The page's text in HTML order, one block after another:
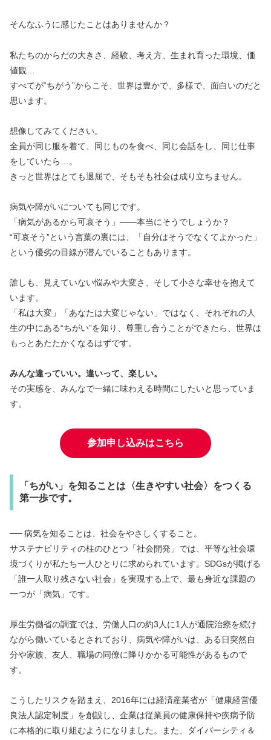
そんなふうに感じたことはありませんか？
私たちのからだの大きさ、経験、考え方、生まれ育った環境、価
値観…
すべてが“ちがう”からこそ、世界は豊かで、多様で、面白いのだと
思います。
想像してみてください。
全員が同じ服を着て、同じものを食べ、同じ会話をし、同じ仕事
をしていたら…。
きっと世界はとても退屈で、そもそも社会は成り立ちません。
病気や障がいについても同じです。
「病気があるから可哀そう」——本当にそうでしょうか？
“可哀そう”という言葉の裏には、「自分はそうでなくてよかった」
という優劣の目線が潜んでいることもあります。
誰しも、見えていない悩みや大変さ、そして小さな幸せを抱えて
います。
「私は大変」「あなたは大変じゃない」ではなく、それぞれの人
生の中にある“ちがい”を知り、尊重し合うことができたら、世界は
もっとあたたかくなるはずです。
みんな違っていい。違いって、楽しい。
その実感を、みんなで一緒に味わえる時間にしたいと思っていま
す。
参加申し込みはこちら
「ちがい」を知ることは〈生きやすい社会〉をつくる
第一歩です。
── 病気を知ることは、社会をやさしくすること。
サステナビリティの柱のひとつ「社会開発」では、平等な社会環
境づくりが私たち一人ひとりに求められています。SDGsが掲げる
「誰一人取り残さない社会」を実現する上で、最も身近な課題の
一つが「病気」です。
厚生労働省の調査では、労働人口の約3人に1人が通院治療を続け
ながら働いているとされており、病気や障がいは、ある日突然自
分や家族、友人、職場の同僚に降りかかる可能性があるもので
す。
こうしたリスクを踏まえ、2016年には経済産業省が「健康経営優
良法人認定制度」を創設し、企業は従業員の健康保持や疾病予防
に本格的に取り組むようになりました。また、ダイバーシティ＆